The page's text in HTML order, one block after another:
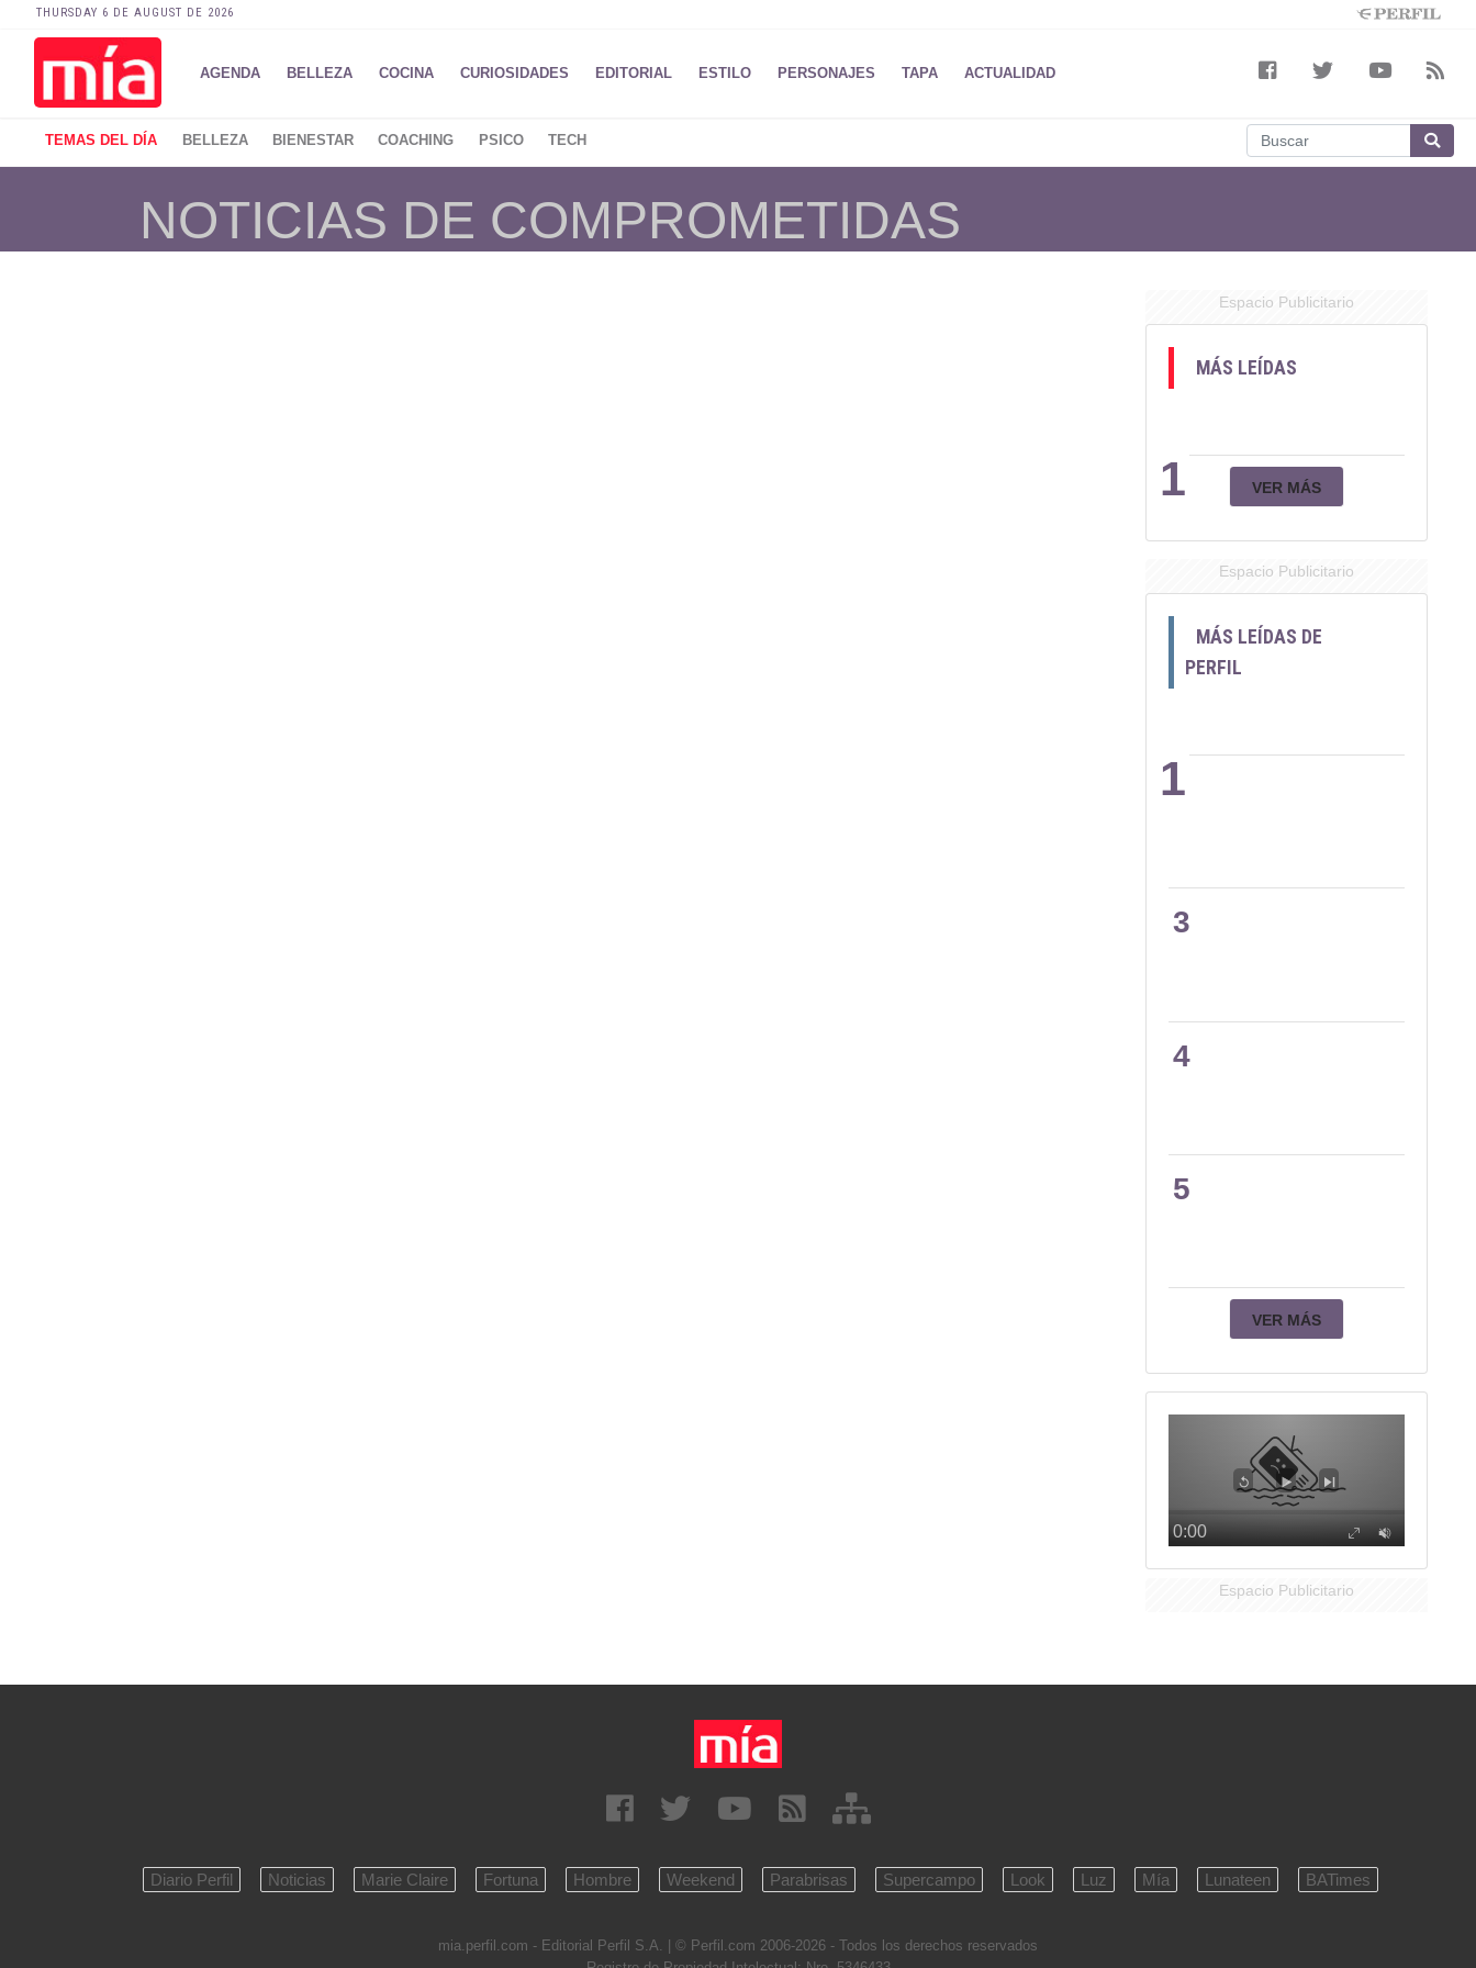
THURSDAY 6 DE AUGUST DE 2026
AGENDA BELLEZA COCINA CURIOSIDADES EDITORIAL ESTILO PERSONAJES TAPA ACTUALIDAD
TEMAS DEL DÍA BELLEZA BIENESTAR COACHING PSICO TECH
NOTICIAS DE COMPROMETIDAS
Espacio Publicitario
MÁS LEÍDAS
1 VER MÁS
Espacio Publicitario
MÁS LEÍDAS DE
PERFIL
1
2
3
4
5
VER MÁS
Espacio Publicitario
Diario Perfil Noticias Marie Claire Fortuna Hombre Weekend Parabrisas Supercampo Look Luz Mía Lunateen BATimes
mia.perfil.com - Editorial Perfil S.A.
| © Perfil.com 2006-2026 - Todos los derechos reservados